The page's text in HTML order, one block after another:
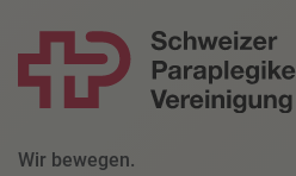
Wir bewegen.